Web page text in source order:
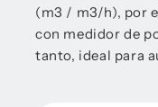
(m3 / m3/h), por
con medidor de
tanto, ideal para